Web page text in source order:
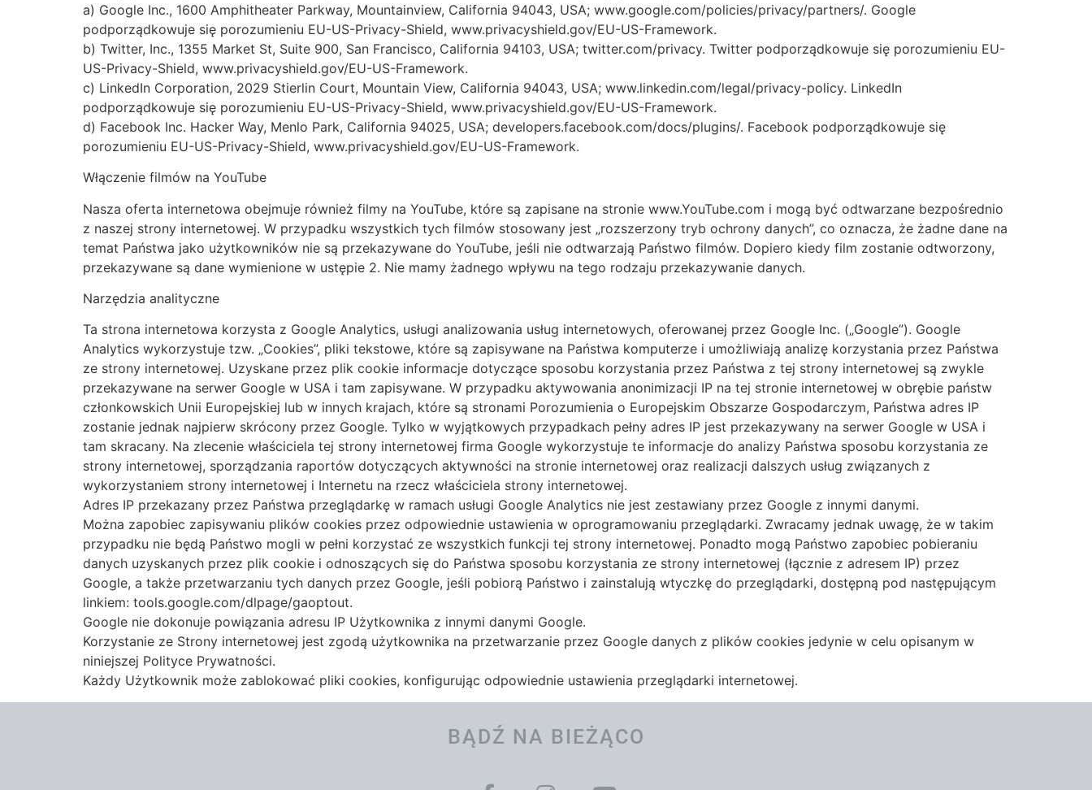
a) Google Inc., 1600 Amphitheater Parkway, Mountainview, California 94043, USA; www.google.com/policies/privacy/partners/. Google
podporządkowuje się porozumieniu EU-US-Privacy-Shield, www.privacyshield.gov/EU-US-Framework.
b) Twitter, Inc., 1355 Market St, Suite 900, San Francisco, California 94103, USA; twitter.com/privacy. Twitter podporządkowuje się porozumieniu EU-
US-Privacy-Shield, www.privacyshield.gov/EU-US-Framework.
c) LinkedIn Corporation, 2029 Stierlin Court, Mountain View, California 94043, USA; www.linkedin.com/legal/privacy-policy. LinkedIn
podporządkowuje się porozumieniu EU-US-Privacy-Shield, www.privacyshield.gov/EU-US-Framework.
d) Facebook Inc. Hacker Way, Menlo Park, California 94025, USA; developers.facebook.com/docs/plugins/. Facebook podporządkowuje się
porozumieniu EU-US-Privacy-Shield, www.privacyshield.gov/EU-US-Framework.
Włączenie filmów na YouTube
Nasza oferta internetowa obejmuje również filmy na YouTube, które są zapisane na stronie www.YouTube.com i mogą być odtwarzane bezpośrednio
z naszej strony internetowej. W przypadku wszystkich tych filmów stosowany jest „rozszerzony tryb ochrony danych”, co oznacza, że żadne dane na
temat Państwa jako użytkowników nie są przekazywane do YouTube, jeśli nie odtwarzają Państwo filmów. Dopiero kiedy film zostanie odtworzony,
przekazywane są dane wymienione w ustępie 2. Nie mamy żadnego wpływu na tego rodzaju przekazywanie danych.
Narzędzia analityczne
Ta strona internetowa korzysta z Google Analytics, usługi analizowania usług internetowych, oferowanej przez Google Inc. („Google”). Google
Analytics wykorzystuje tzw. „Cookies”, pliki tekstowe, które są zapisywane na Państwa komputerze i umożliwiają analizę korzystania przez Państwa
ze strony internetowej. Uzyskane przez plik cookie informacje dotyczące sposobu korzystania przez Państwa z tej strony internetowej są zwykle
przekazywane na serwer Google w USA i tam zapisywane. W przypadku aktywowania anonimizacji IP na tej stronie internetowej w obrębie państw
członkowskich Unii Europejskiej lub w innych krajach, które są stronami Porozumienia o Europejskim Obszarze Gospodarczym, Państwa adres IP
zostanie jednak najpierw skrócony przez Google. Tylko w wyjątkowych przypadkach pełny adres IP jest przekazywany na serwer Google w USA i
tam skracany. Na zlecenie właściciela tej strony internetowej firma Google wykorzystuje te informacje do analizy Państwa sposobu korzystania ze
strony internetowej, sporządzania raportów dotyczących aktywności na stronie internetowej oraz realizacji dalszych usług związanych z
wykorzystaniem strony internetowej i Internetu na rzecz właściciela strony internetowej.
Adres IP przekazany przez Państwa przeglądarkę w ramach usługi Google Analytics nie jest zestawiany przez Google z innymi danymi.
Można zapobiec zapisywaniu plików cookies przez odpowiednie ustawienia w oprogramowaniu przeglądarki. Zwracamy jednak uwagę, że w takim
przypadku nie będą Państwo mogli w pełni korzystać ze wszystkich funkcji tej strony internetowej. Ponadto mogą Państwo zapobiec pobieraniu
danych uzyskanych przez plik cookie i odnoszących się do Państwa sposobu korzystania ze strony internetowej (łącznie z adresem IP) przez
Google, a także przetwarzaniu tych danych przez Google, jeśli pobiorą Państwo i zainstalują wtyczkę do przeglądarki, dostępną pod następującym
linkiem: tools.google.com/dlpage/gaoptout.
Google nie dokonuje powiązania adresu IP Użytkownika z innymi danymi Google.
Korzystanie ze Strony internetowej jest zgodą użytkownika na przetwarzanie przez Google danych z plików cookies jedynie w celu opisanym w
niniejszej Polityce Prywatności.
Każdy Użytkownik może zablokować pliki cookies, konfigurując odpowiednie ustawienia przeglądarki internetowej.
BĄDŹ NA BIEŻĄCO